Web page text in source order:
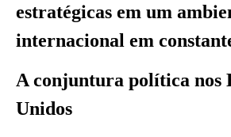
estratégicas em um
internacional em
A conjuntura política nos
Unidos